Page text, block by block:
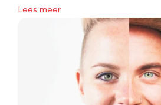
Lees meer